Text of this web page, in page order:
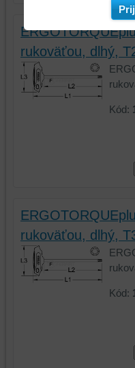
rukoväťou, dlhý,
Kód:
rukoväťou, dlhý,
Kód:
ukladá
údaje
na
vašom
zariadení
vašej
relácie
a
dosiahnutie
základnej
údaje
na
vašom
zariadení
(súbory
poskytovať
doplnkové
funkcie,
ktoré
zlepšujú